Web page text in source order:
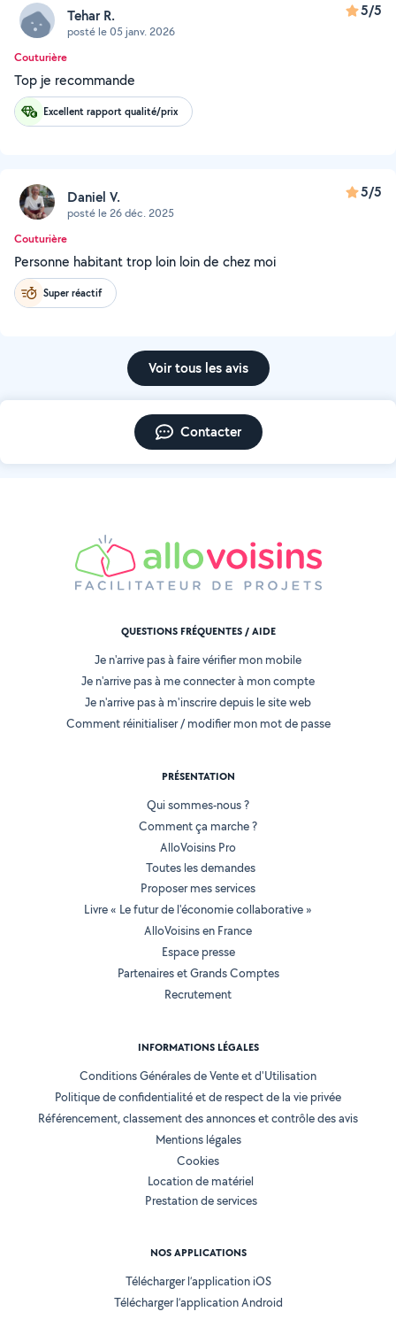
Tehar R.
posté le 05 janv. 2026
5/5
Couturière
Top je recommande
Excellent rapport qualité/prix
Daniel V.
posté le 26 déc. 2025
5/5
Couturière
Personne habitant trop loin loin de chez moi
Super réactif
Voir tous les avis
Contacter
QUESTIONS FRÉQUENTES / AIDE
Je n'arrive pas à faire vérifier mon mobile
Je n'arrive pas à me connecter à mon compte
Je n'arrive pas à m'inscrire depuis le site web
Comment réinitialiser / modifier mon mot de passe
PRÉSENTATION
Qui sommes-nous ?
Comment ça marche ?
AlloVoisins Pro
Toutes les demandes
Proposer mes services
Livre « Le futur de l'économie collaborative »
AlloVoisins en France
Espace presse
Partenaires et Grands Comptes
Recrutement
INFORMATIONS LÉGALES
Conditions Générales de Vente et d'Utilisation
Politique de confidentialité et de respect de la vie privée
Référencement, classement des annonces et contrôle des avis
Mentions légales
Cookies
Location de matériel
Prestation de services
NOS APPLICATIONS
Télécharger l’application iOS
Télécharger l’application Android